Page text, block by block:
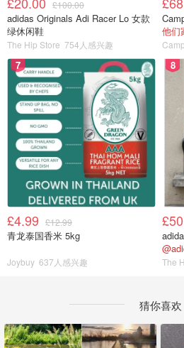
£100.00
adidas Originals Adi Racer Lo 女款
绿休闲鞋
The Hip Store 754人感兴趣
他们
7
£4.99 £12.99
青龙泰国香米 5kg
Joybuy 637人感兴趣
8
The
猜你喜欢